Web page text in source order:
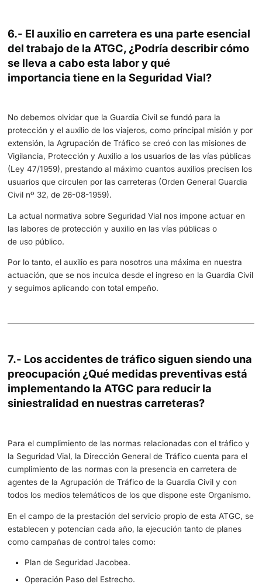
formativas, que se desarrollan en la Escuela de Tráfico
(Badajoz):
Especialización , para desarrollar las competencias
necesarias para el desempeño de puestos de
la escala de Cabos y Guardias, y Dirección, para la
de Suboficiales y Oficiales.
Actualización o renovación,con la frecuencia que
determine para los Cursos de Especialización y las
de Formación Básica anteriores, para actualizar o
conocimientos y procedimientos.
Jornadas de Formación Básica de la ATGC, donde
amplían y concretan ámbitos más específicos como
Vigilancia del Transporte Terrestre por Carretera,
Cinemómetros, Investigación, así como sus
actualizaciones con la frecuencia que se determine.
relacionados con las investigaciones de los
Curso Universitario en Reconstrucción de
Viales,para la adquisición de competencias de
de siniestros viales aplicando el método científico.
Terrestre,para desarrollar funciones
Inspección del Transporte por Carretera, así como la
aplicación del método científico en diligencias e
como peritos judiciales, en casos de
como en siniestros viales en el transporte de
peligrosas.